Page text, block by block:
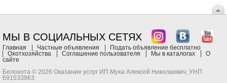
МЫ В СОЦИАЛЬНЫХ СЕТЯХ
Главная Частные объявления
Подать объявление бесплатно
Охотхозяйства
Соглашение пользователя Мы в каталогах
О
сайте
Белохота © 2026 Оказание услуг ИП Муха Алексей Николаевич, УНП
691533963